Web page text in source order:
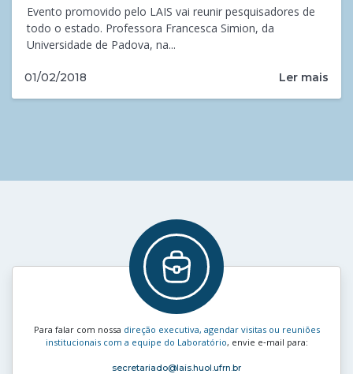
Evento promovido pelo LAIS vai reunir pesquisadores de
todo o estado. Professora Francesca Simion, da
Universidade de Padova, na...
01/02/2018 Ler mais
Para falar com nossa direção executiva, agendar visitas ou reuniões
institucionais com a equipe do Laboratório, envie e‑mail para:
secretariado@lais.huol.ufrn.br